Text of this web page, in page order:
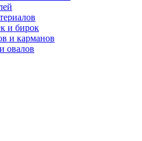
и бирок
и карманов
овалов